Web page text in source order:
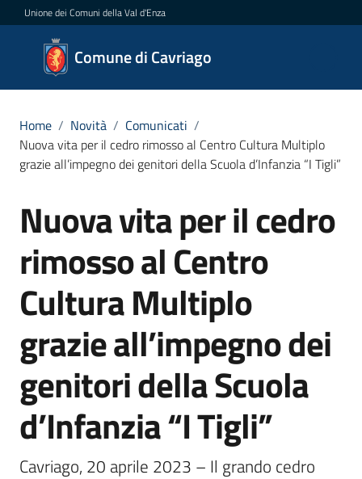
Vai al contenuto
Vai alla navigazione
Vai al footer
Unione dei Comuni della Val d'Enza
Comune di Cavriago
Comune
di
Amministrazione
Novità
Menu selezionato
Servizi
Vivere
C
v
Home / Novità / Comunicati /
Nuova vita per il cedro rimosso al Centro Cultura Multiplo
grazie all’impegno dei genitori della Scuola d’Infanzia “I Tigli”
Salta al contenuto
Nuova vita per il cedro
rimosso al Centro
Cultura Multiplo
grazie all’impegno dei
genitori della Scuola
d’Infanzia “I Tigli”
Cavriago, 20 aprile 2023 – Il grando cedro